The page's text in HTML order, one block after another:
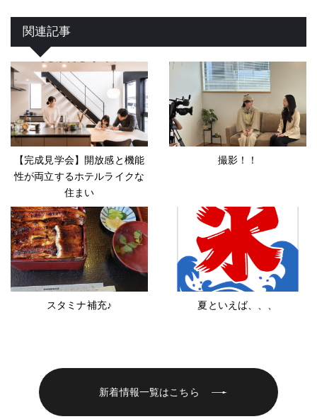
関連記事
【完成見学会】開放感と機能
性が両立するホテルライクな
住まい
撮影！！
スタミナ補充♪ 夏といえば、、、
新着情報一覧はこちら